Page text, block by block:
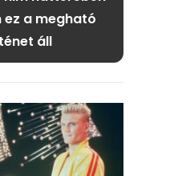
a megható
áll